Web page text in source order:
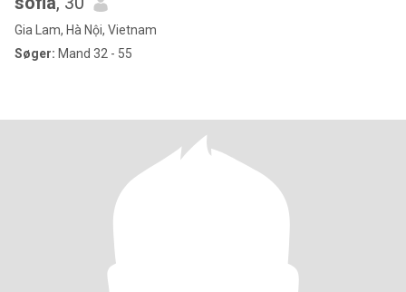
Gia Lam, Hà Nội, Vietnam
Søger: Mand 32 - 55